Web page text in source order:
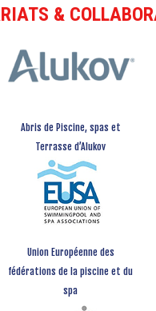
&
Abris de Piscine, spas et
Terrasse d’Alukov
Union Européenne des
fédérations de la piscine et du
spa